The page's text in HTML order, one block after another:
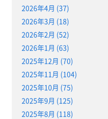
2026年4月 (37)
2026年3月 (18)
2026年2月 (52)
2026年1月 (63)
2025年12月 (70)
2025年11月 (104)
2025年10月 (75)
2025年9月 (125)
2025年8月 (118)